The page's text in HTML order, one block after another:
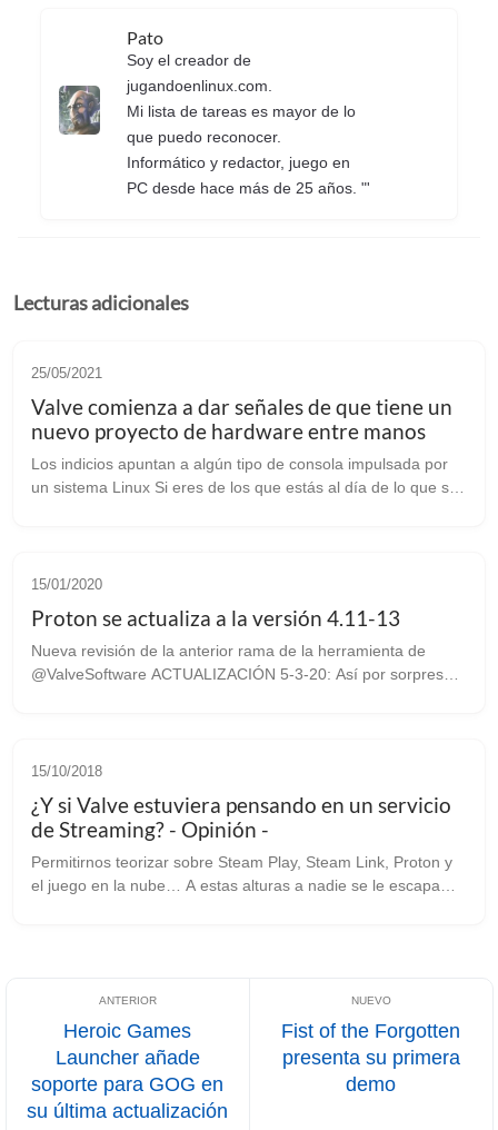
Pato
Soy el creador de
jugandoenlinux.com.
Mi lista de tareas es mayor de lo
que puedo reconocer.
Informático y redactor, juego en
PC desde hace más de 25 años. "'
Lecturas adicionales
25/05/2021
Valve comienza a dar señales de que tiene un
nuevo proyecto de hardware entre manos
Los indicios apuntan a algún tipo de consola impulsada por
un sistema Linux Si eres de los que estás al día de lo que se
15/01/2020
Proton se actualiza a la versión 4.11-13
Nueva revisión de la anterior rama de la herramienta de
@ValveSoftware ACTUALIZACIÓN 5-3-20: Así por sorpresa
15/10/2018
¿Y si Valve estuviera pensando en un servicio
de Streaming? - Opinión -
Permitirnos teorizar sobre Steam Play, Steam Link, Proton y
el juego en la nube… A estas alturas a nadie se le escapa
Heroic Games
Launcher añade
soporte para GOG en
su última actualización
Fist of the Forgotten
presenta su primera
demo